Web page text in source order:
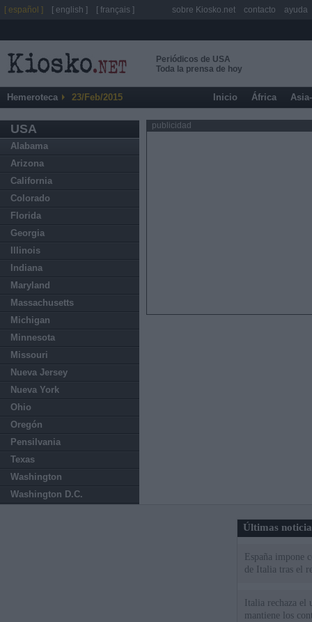
Periódicos de USA
Toda la prensa de hoy
Hemeroteca 23/Feb/2015 Inicio África
USA
Alabama
Arizona
California
Colorado
Florida
Georgia
Illinois
Indiana
Maryland
Massachusetts
Michigan
Minnesota
Missouri
Nueva Jersey
Nueva York
Ohio
Oregón
Pensilvania
Texas
Washington
Washington D.C.
publicidad
Últimas
España impone
de Italia tras el
Italia rechaza
mantiene los
[ español ] [ english ] [ français ] sobre Kiosko.net contacto ayuda